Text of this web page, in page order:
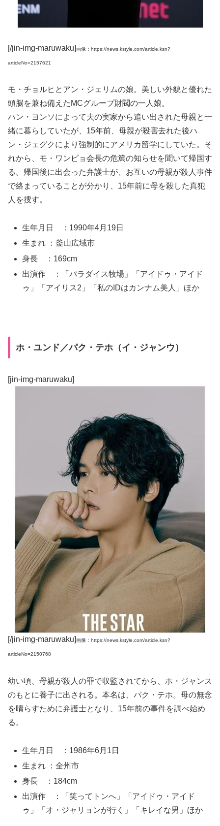
[/jin-img-maruwaku]画像：https://news.kstyle.com/article.ksn?
articleNo=2157621
モ・チョルヒとアン・ジェリムの娘。美しい外貌と優れた
頭脳を兼ね備えたMCグループ財閥の一人娘。
ハン・ヨンソによって夫の実家から追い出された母親と一
緒に暮らしていたが、15年前、母親が殺害去れた後ハ
ン・ジェグクにより強制的にアメリカ留学にしていた。そ
れから、モ・ワンピョ会長の危篤の知らせを聞いて帰国す
る。帰国後に出会った弁護士が、お互いの母親が殺人事件
で絡まっていることが分かり、15年前に母を殺した真犯
人を捜す。
生年月日 ：1990年4月19日
生まれ ：釜山広域市
身長 ：169cm
出演作 ：「パラダイス牧場」「アイドゥ・アイド
ゥ」「アイリス2」「私のIDはカンナム美人」ほか
ホ・ユンド／パク・テホ（イ・ジャンウ）
[jin-img-maruwaku]
[/jin-img-maruwaku]画像：https://news.kstyle.com/article.ksn?
articleNo=2150768
幼い頃、母親が殺人の罪で収監されてから、ホ・ジャンス
のもとに養子に出される。本名は、パク・テホ。母の無念
を晴らすために弁護士となり、15年前の事件を調べ始め
る。
生年月日 ：1986年6月1日
生まれ ：全州市
身長 ：184cm
出演作 ：「笑ってトンへ」「アイドゥ・アイド
ゥ」「オ・ジャリョンが行く」「キレイな男」ほか